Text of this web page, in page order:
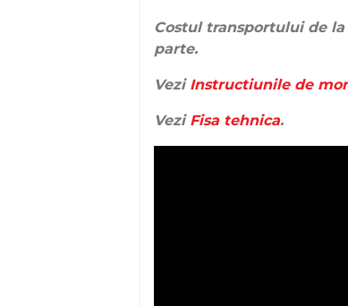
Costul transportului de
parte.
Vezi Instructiunile de
Vezi Fisa tehnica.